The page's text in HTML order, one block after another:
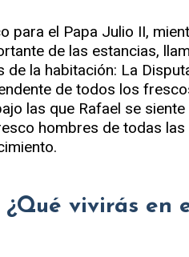
el Papa Julio II,
de las estancias,
la habitación: La
de todos los
las que Rafael se
hombres de todas
¿Qué vivirás en